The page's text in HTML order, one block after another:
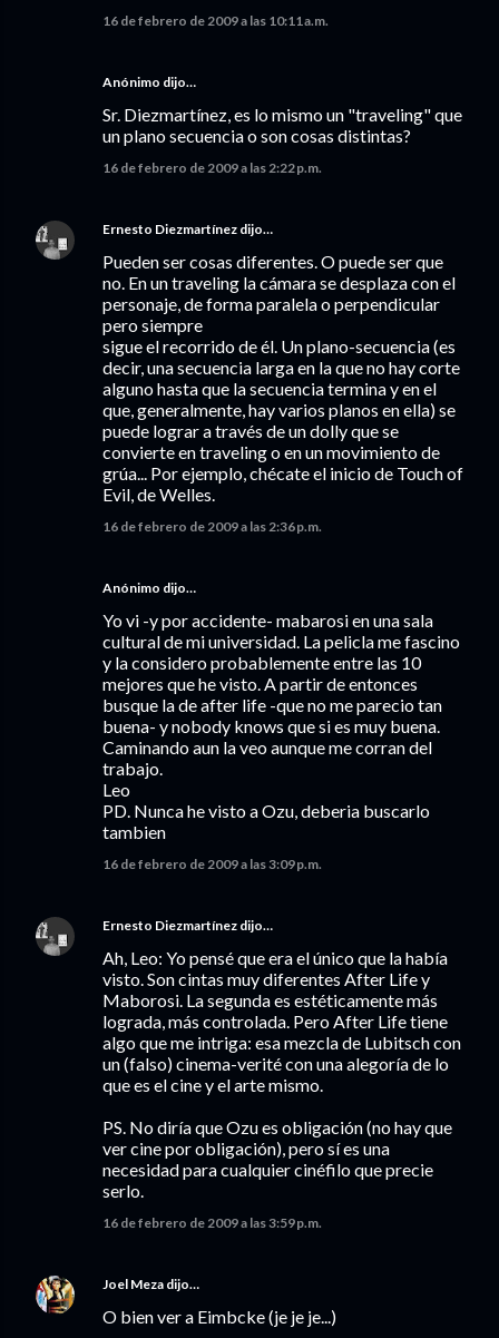
16 de febrero de 2009 a las 10:11 a.m.
Anónimo dijo…
Sr. Diezmartínez, es lo mismo un "traveling" que
un plano secuencia o son cosas distintas?
16 de febrero de 2009 a las 2:22 p.m.
Ernesto Diezmartínez dijo…
Pueden ser cosas diferentes. O puede ser que
no. En un traveling la cámara se desplaza con el
personaje, de forma paralela o perpendicular
pero siempre
sigue el recorrido de él. Un plano-secuencia (es
decir, una secuencia larga en la que no hay corte
alguno hasta que la secuencia termina y en el
que, generalmente, hay varios planos en ella) se
puede lograr a través de un dolly que se
convierte en traveling o en un movimiento de
grúa... Por ejemplo, chécate el inicio de Touch of
Evil, de Welles.
16 de febrero de 2009 a las 2:36 p.m.
Anónimo dijo…
Yo vi -y por accidente- mabarosi en una sala
cultural de mi universidad. La pelicla me fascino
y la considero probablemente entre las 10
mejores que he visto. A partir de entonces
busque la de after life -que no me parecio tan
buena- y nobody knows que si es muy buena.
Caminando aun la veo aunque me corran del
trabajo.
Leo
PD. Nunca he visto a Ozu, deberia buscarlo
tambien
16 de febrero de 2009 a las 3:09 p.m.
Ernesto Diezmartínez dijo…
Ah, Leo: Yo pensé que era el único que la había
visto. Son cintas muy diferentes After Life y
Maborosi. La segunda es estéticamente más
lograda, más controlada. Pero After Life tiene
algo que me intriga: esa mezcla de Lubitsch con
un (falso) cinema-verité con una alegoría de lo
que es el cine y el arte mismo.
PS. No diría que Ozu es obligación (no hay que
ver cine por obligación), pero sí es una
necesidad para cualquier cinéfilo que precie
serlo.
16 de febrero de 2009 a las 3:59 p.m.
Joel Meza dijo…
O bien ver a Eimbcke (je je je...)